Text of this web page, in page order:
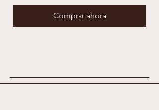
Comprar ahora